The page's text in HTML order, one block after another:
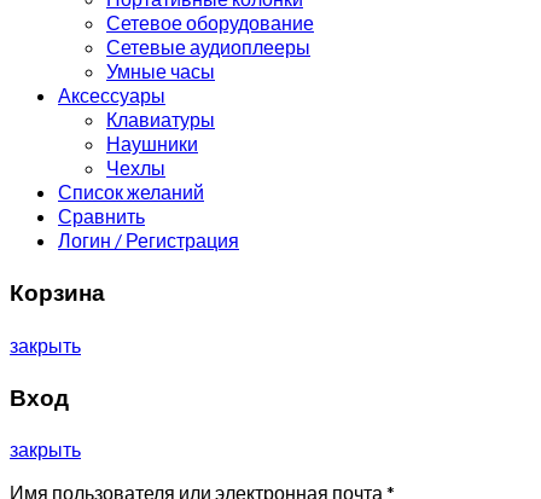
Сетевое оборудование
Сетевые аудиоплееры
Умные часы
Аксессуары
Клавиатуры
Наушники
Чехлы
Список желаний
Сравнить
Логин / Регистрация
Корзина
закрыть
Вход
закрыть
Имя пользователя или электронная почта *